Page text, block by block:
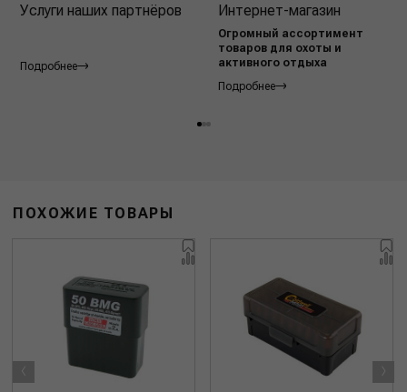
Услуги наших партнёров
Подробнее
Интернет-магазин
Огромный ассортимент
товаров для охоты и
активного отдыха
Подробнее
ПОХОЖИЕ ТОВАРЫ
‹ ›